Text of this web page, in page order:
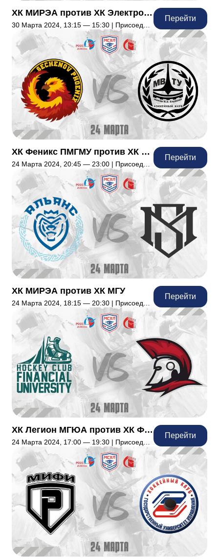
ХК МИРЭА против ХК Электроник МИЭТ
Перейти
ХК Феникс ПМГМУ против ХК МВТУ им Баумана
Перейти
ХК МИРЭА против ХК МГУ
Перейти
ХК Легион МГЮА против ХК ФинУниверситет
Перейти